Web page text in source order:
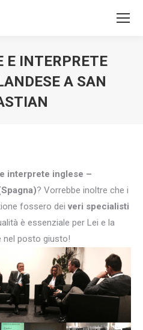
E INTERPRETE
A SAN
interprete inglese –
? Vorrebbe inoltre che i
fossero dei veri specialisti
è essenziale per Lei e la
nel posto giusto!